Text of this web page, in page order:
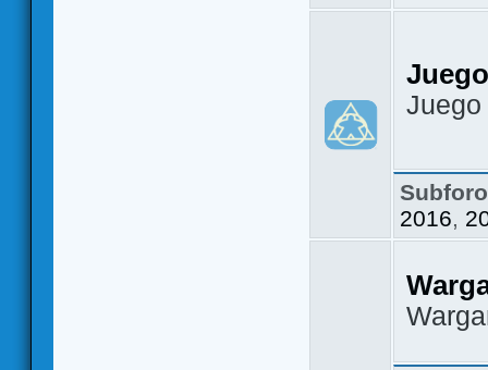
2016,